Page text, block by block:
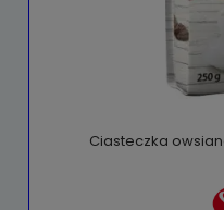
Ciasteczka